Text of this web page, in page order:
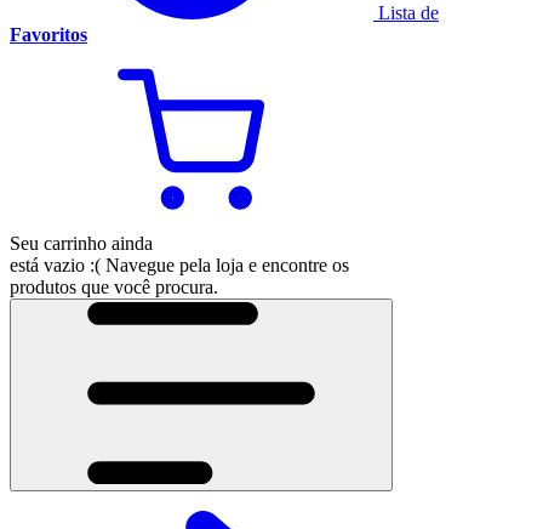
Lista de
Favoritos
Seu carrinho ainda
está vazio :( Navegue pela loja e encontre os
produtos que você procura.